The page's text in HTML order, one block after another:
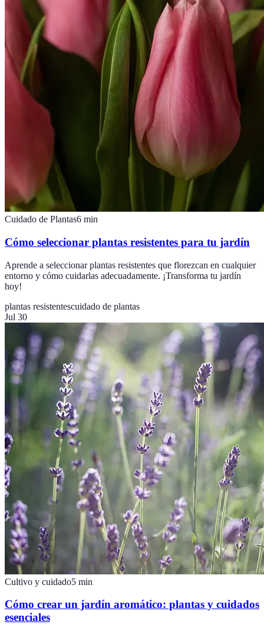
Cuidado de Plantas6 min
Cómo seleccionar plantas resistentes para tu jardín
Aprende a seleccionar plantas resistentes que florezcan en cualquier
entorno y cómo cuidarlas adecuadamente. ¡Transforma tu jardín
hoy!
plantas resistentescuidado de plantas
Jul 30
Cultivo y cuidado5 min
Cómo crear un jardín aromático: plantas y cuidados
esenciales